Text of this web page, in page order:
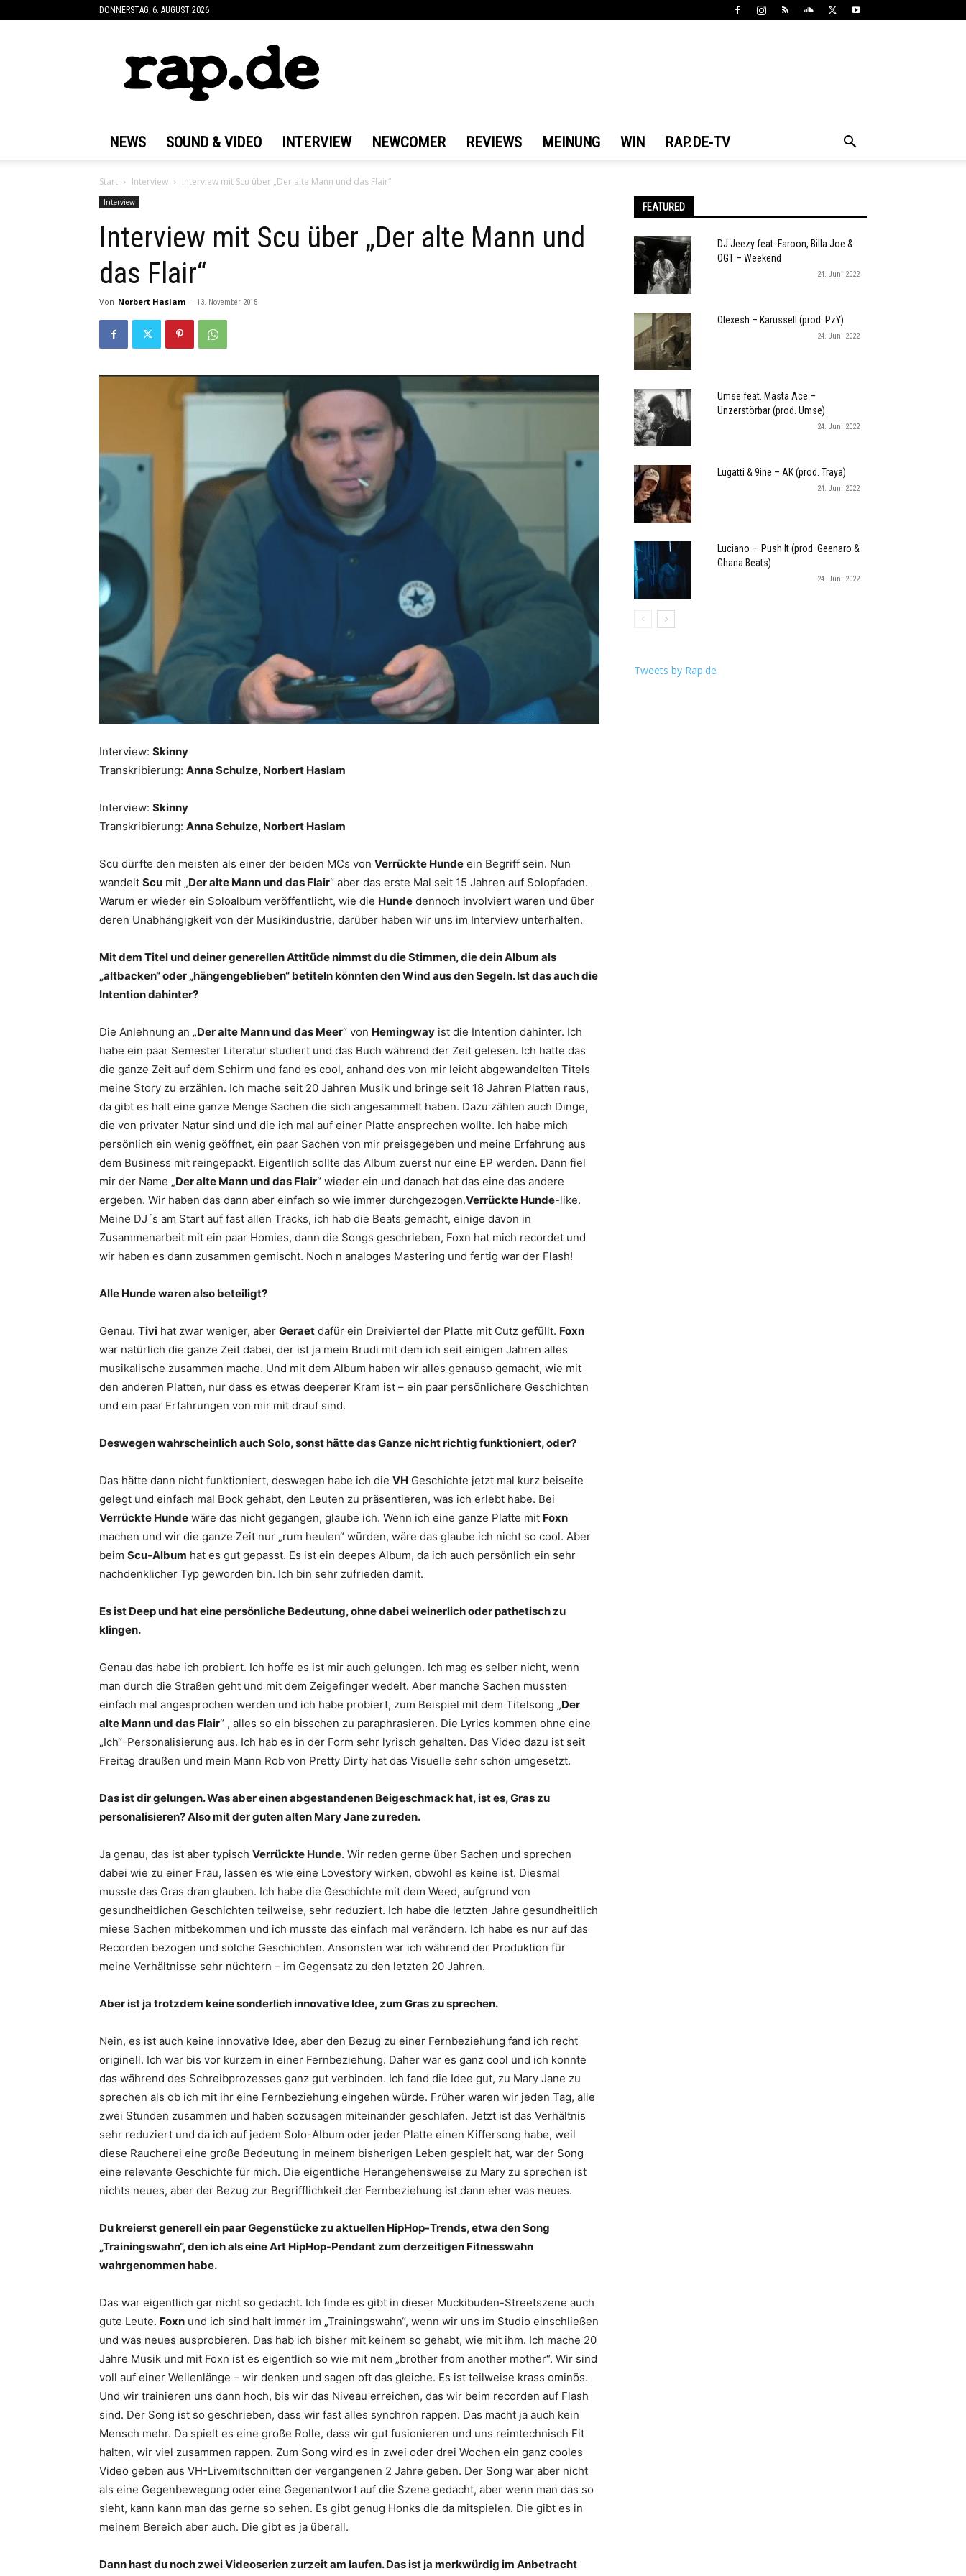
DONNERSTAG, 6. AUGUST 2026
NEWS SOUND & VIDEO INTERVIEW NEWCOMER REVIEWS MEINUNG WIN RAP.DE-TV
Start Interview Interview mit Scu über „Der alte Mann und das Flair“
Interview
Interview mit Scu über „Der alte Mann und
das Flair“
Von Norbert Haslam - 13. November 2015
Interview: Skinny
Transkribierung: Anna Schulze, Norbert Haslam
Interview: Skinny
Transkribierung: Anna Schulze, Norbert Haslam
Scu dürfte den meisten als einer der beiden MCs von Verrückte Hunde ein Begriff sein. Nun
wandelt Scu mit „Der alte Mann und das Flair“ aber das erste Mal seit 15 Jahren auf Solopfaden.
Warum er wieder ein Soloalbum veröffentlicht, wie die Hunde dennoch involviert waren und über
deren Unabhängigkeit von der Musikindustrie, darüber haben wir uns im Interview unterhalten.
Mit dem Titel und deiner generellen Attitüde nimmst du die Stimmen, die dein Album als
„altbacken“ oder „hängengeblieben“ betiteln könnten den Wind aus den Segeln. Ist das auch die
Intention dahinter?
Die Anlehnung an „Der alte Mann und das Meer“ von Hemingway ist die Intention dahinter. Ich
habe ein paar Semester Literatur studiert und das Buch während der Zeit gelesen. Ich hatte das
die ganze Zeit auf dem Schirm und fand es cool, anhand des von mir leicht abgewandelten Titels
meine Story zu erzählen. Ich mache seit 20 Jahren Musik und bringe seit 18 Jahren Platten raus,
da gibt es halt eine ganze Menge Sachen die sich angesammelt haben. Dazu zählen auch Dinge,
die von privater Natur sind und die ich mal auf einer Platte ansprechen wollte. Ich habe mich
persönlich ein wenig geöffnet, ein paar Sachen von mir preisgegeben und meine Erfahrung aus
dem Business mit reingepackt. Eigentlich sollte das Album zuerst nur eine EP werden. Dann fiel
mir der Name „Der alte Mann und das Flair“ wieder ein und danach hat das eine das andere
ergeben. Wir haben das dann aber einfach so wie immer durchgezogen.Verrückte Hunde-like.
Meine DJ´s am Start auf fast allen Tracks, ich hab die Beats gemacht, einige davon in
Zusammenarbeit mit ein paar Homies, dann die Songs geschrieben, Foxn hat mich recordet und
wir haben es dann zusammen gemischt. Noch n analoges Mastering und fertig war der Flash!
Alle Hunde waren also beteiligt?
Genau. Tivi hat zwar weniger, aber Geraet dafür ein Dreiviertel der Platte mit Cutz gefüllt. Foxn
war natürlich die ganze Zeit dabei, der ist ja mein Brudi mit dem ich seit einigen Jahren alles
musikalische zusammen mache. Und mit dem Album haben wir alles genauso gemacht, wie mit
den anderen Platten, nur dass es etwas deeperer Kram ist – ein paar persönlichere Geschichten
und ein paar Erfahrungen von mir mit drauf sind.
Deswegen wahrscheinlich auch Solo, sonst hätte das Ganze nicht richtig funktioniert, oder?
Das hätte dann nicht funktioniert, deswegen habe ich die VH Geschichte jetzt mal kurz beiseite
gelegt und einfach mal Bock gehabt, den Leuten zu präsentieren, was ich erlebt habe. Bei
Verrückte Hunde wäre das nicht gegangen, glaube ich. Wenn ich eine ganze Platte mit Foxn
machen und wir die ganze Zeit nur „rum heulen“ würden, wäre das glaube ich nicht so cool. Aber
beim Scu-Album hat es gut gepasst. Es ist ein deepes Album, da ich auch persönlich ein sehr
nachdenklicher Typ geworden bin. Ich bin sehr zufrieden damit.
Es ist Deep und hat eine persönliche Bedeutung, ohne dabei weinerlich oder pathetisch zu
klingen.
Genau das habe ich probiert. Ich hoffe es ist mir auch gelungen. Ich mag es selber nicht, wenn
man durch die Straßen geht und mit dem Zeigefinger wedelt. Aber manche Sachen mussten
einfach mal angesprochen werden und ich habe probiert, zum Beispiel mit dem Titelsong „Der
alte Mann und das Flair“ , alles so ein bisschen zu paraphrasieren. Die Lyrics kommen ohne eine
„Ich“-Personalisierung aus. Ich hab es in der Form sehr lyrisch gehalten. Das Video dazu ist seit
Freitag draußen und mein Mann Rob von Pretty Dirty hat das Visuelle sehr schön umgesetzt.
Das ist dir gelungen. Was aber einen abgestandenen Beigeschmack hat, ist es, Gras zu
personalisieren? Also mit der guten alten Mary Jane zu reden.
Ja genau, das ist aber typisch Verrückte Hunde. Wir reden gerne über Sachen und sprechen
dabei wie zu einer Frau, lassen es wie eine Lovestory wirken, obwohl es keine ist. Diesmal
musste das Gras dran glauben. Ich habe die Geschichte mit dem Weed, aufgrund von
gesundheitlichen Geschichten teilweise, sehr reduziert. Ich habe die letzten Jahre gesundheitlich
miese Sachen mitbekommen und ich musste das einfach mal verändern. Ich habe es nur auf das
Recorden bezogen und solche Geschichten. Ansonsten war ich während der Produktion für
meine Verhältnisse sehr nüchtern – im Gegensatz zu den letzten 20 Jahren.
Aber ist ja trotzdem keine sonderlich innovative Idee, zum Gras zu sprechen.
Nein, es ist auch keine innovative Idee, aber den Bezug zu einer Fernbeziehung fand ich recht
originell. Ich war bis vor kurzem in einer Fernbeziehung. Daher war es ganz cool und ich konnte
das während des Schreibprozesses ganz gut verbinden. Ich fand die Idee gut, zu Mary Jane zu
sprechen als ob ich mit ihr eine Fernbeziehung eingehen würde. Früher waren wir jeden Tag, alle
zwei Stunden zusammen und haben sozusagen miteinander geschlafen. Jetzt ist das Verhältnis
sehr reduziert und da ich auf jedem Solo-Album oder jeder Platte einen Kiffersong habe, weil
diese Raucherei eine große Bedeutung in meinem bisherigen Leben gespielt hat, war der Song
eine relevante Geschichte für mich. Die eigentliche Herangehensweise zu Mary zu sprechen ist
nichts neues, aber der Bezug zur Begrifflichkeit der Fernbeziehung ist dann eher was neues.
Du kreierst generell ein paar Gegenstücke zu aktuellen HipHop-Trends, etwa den Song
„Trainingswahn“, den ich als eine Art HipHop-Pendant zum derzeitigen Fitnesswahn
wahrgenommen habe.
Das war eigentlich gar nicht so gedacht. Ich finde es gibt in dieser Muckibuden-Streetszene auch
gute Leute. Foxn und ich sind halt immer im „Trainingswahn“, wenn wir uns im Studio einschließen
und was neues ausprobieren. Das hab ich bisher mit keinem so gehabt, wie mit ihm. Ich mache 20
Jahre Musik und mit Foxn ist es eigentlich so wie mit nem „brother from another mother“. Wir sind
voll auf einer Wellenlänge – wir denken und sagen oft das gleiche. Es ist teilweise krass ominös.
Und wir trainieren uns dann hoch, bis wir das Niveau erreichen, das wir beim recorden auf Flash
sind. Der Song ist so geschrieben, dass wir fast alles synchron rappen. Das macht ja auch kein
Mensch mehr. Da spielt es eine große Rolle, dass wir gut fusionieren und uns reimtechnisch Fit
halten, wir viel zusammen rappen. Zum Song wird es in zwei oder drei Wochen ein ganz cooles
Video geben aus VH-Livemitschnitten der vergangenen 2 Jahre geben. Der Song war aber nicht
als eine Gegenbewegung oder eine Gegenantwort auf die Szene gedacht, aber wenn man das so
sieht, kann kann man das gerne so sehen. Es gibt genug Honks die da mitspielen. Die gibt es in
meinem Bereich aber auch. Die gibt es ja überall.
Dann hast du noch zwei Videoserien zurzeit am laufen. Das ist ja merkwürdig im Anbetracht
FEATURED
DJ Jeezy feat. Faroon, Billa Joe &
OGT – Weekend
24. Juni 2022
Olexesh – Karussell (prod. PzY)
24. Juni 2022
Umse feat. Masta Ace –
Unzerstörbar (prod. Umse)
24. Juni 2022
Lugatti & 9ine – AK (prod. Traya)
24. Juni 2022
Luciano — Push It (prod. Geenaro &
Ghana Beats)
24. Juni 2022
Tweets by Rap.de